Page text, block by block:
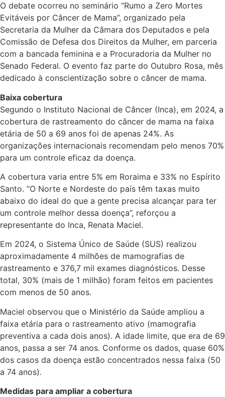
O debate ocorreu no seminário “Rumo a Zero Mortes
Evitáveis por Câncer de Mama”, organizado pela
Secretaria da Mulher da Câmara dos Deputados e pela
Comissão de Defesa dos Direitos da Mulher, em parceria
com a bancada feminina e a Procuradoria da Mulher no
Senado Federal. O evento faz parte do Outubro Rosa, mês
dedicado à conscientização sobre o câncer de mama.
Baixa cobertura
Segundo o Instituto Nacional de Câncer (Inca), em 2024, a
cobertura de rastreamento do câncer de mama na faixa
etária de 50 a 69 anos foi de apenas 24%. As
organizações internacionais recomendam pelo menos 70%
para um controle eficaz da doença.
A cobertura varia entre 5% em Roraima e 33% no Espírito
Santo. “O Norte e Nordeste do país têm taxas muito
abaixo do ideal do que a gente precisa alcançar para ter
um controle melhor dessa doença”, reforçou a
representante do Inca, Renata Maciel.
Em 2024, o Sistema Único de Saúde (SUS) realizou
aproximadamente 4 milhões de mamografias de
rastreamento e 376,7 mil exames diagnósticos. Desse
total, 30% (mais de 1 milhão) foram feitos em pacientes
com menos de 50 anos.
Maciel observou que o Ministério da Saúde ampliou a
faixa etária para o rastreamento ativo (mamografia
preventiva a cada dois anos). A idade limite, que era de 69
anos, passa a ser 74 anos. Conforme os dados, quase 60%
dos casos da doença estão concentrados nessa faixa (50
a 74 anos).
Medidas para ampliar a cobertura